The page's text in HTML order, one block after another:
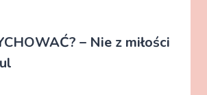
– Nie z miłości